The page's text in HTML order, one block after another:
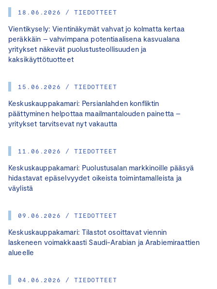
18.06.2026 / TIEDOTTEET
Vientikysely: Vientinäkymät vahvat jo kolmatta kertaa
peräkkäin – vahvimpana potentiaalisena kasvualana
yritykset näkevät puolustusteollisuuden ja
kaksikäyttötuotteet
15.06.2026 / TIEDOTTEET
Keskuskauppakamari: Persianlahden konfliktin
päättyminen helpottaa maailmantalouden painetta –
yritykset tarvitsevat nyt vakautta
11.06.2026 / TIEDOTTEET
Keskuskauppakamari: Puolustusalan markkinoille pääsyä
hidastavat epäselvyydet oikeista toimintamalleista ja
väylistä
09.06.2026 / TIEDOTTEET
Keskuskauppakamari: Tilastot osoittavat viennin
laskeneen voimakkaasti Saudi-Arabian ja Arabiemiraattien
alueelle
04.06.2026 / TIEDOTTEET